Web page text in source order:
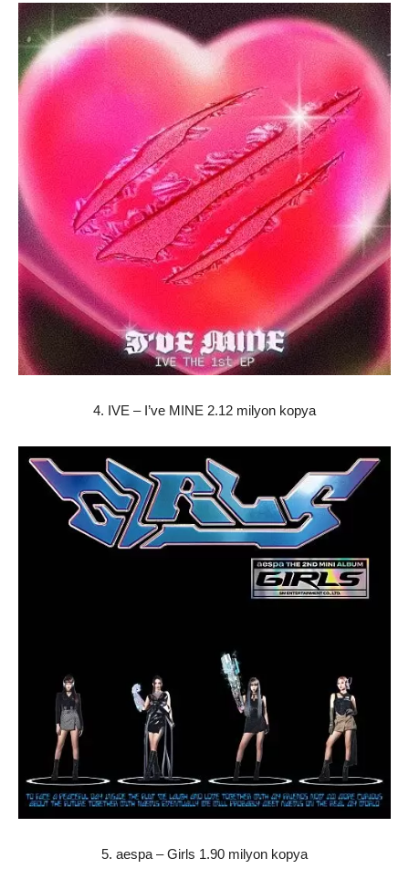
4. IVE – I’ve MINE 2.12 milyon kopya
5. aespa – Girls 1.90 milyon kopya